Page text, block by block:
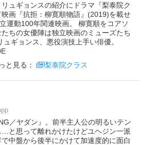
ュギョンスの紹介にドラマ『梨泰院ク
画『抗拒：柳寛順物語』(2019)を載せ
運動100年関連映画。 柳寛順をコアソ
ちの女優陣は独立映画のミューズたち
ギョンス、悪役演技上手い俳優。
と見る：
梨泰院クラス
／ヤダン』。前半主人公の明るいテン
と思って離れかけたけどユヘジン一派
中盤から後半にかけて加速度的に面白